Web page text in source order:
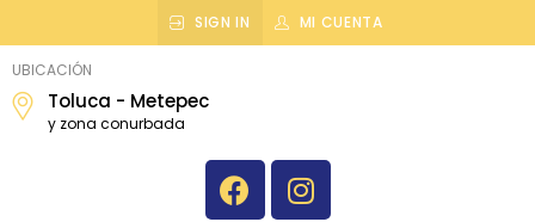
SIGN IN MI CUENTA
topografiatoluca
UBICACIÓN
Toluca - Metepec
y zona conurbada